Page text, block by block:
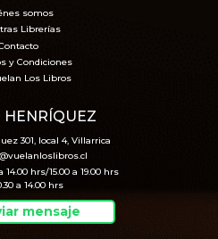
somos
Librerías
y Condiciones
Los Libros
301, local 4, Villarrica
hrs/15.00 a 19.00 hrs
a 14.00 hrs
mensaje